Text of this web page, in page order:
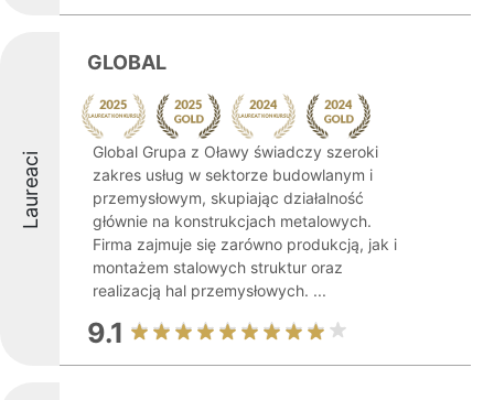
Laureaci
GLOBAL
Global Grupa z Oławy świadczy szeroki
zakres usług w sektorze budowlanym i
przemysłowym, skupiając działalność
głównie na konstrukcjach metalowych.
Firma zajmuje się zarówno produkcją, jak i
montażem stalowych struktur oraz
realizacją hal przemysłowych. ...
9.1